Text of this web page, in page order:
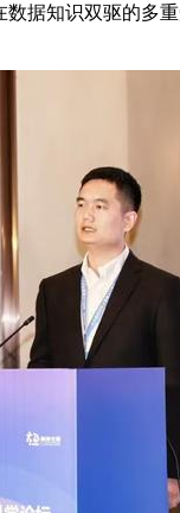
据知识双驱的多